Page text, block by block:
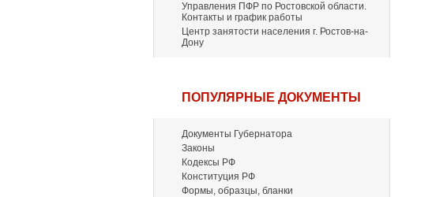
Управления ПФР по Ростовской области.
Контакты и график работы
Центр занятости населения г. Ростов-на-
Дону
ПОПУЛЯРНЫЕ ДОКУМЕНТЫ
Документы Губернатора
Законы
Кодексы РФ
Конституция РФ
Формы, образцы, бланки